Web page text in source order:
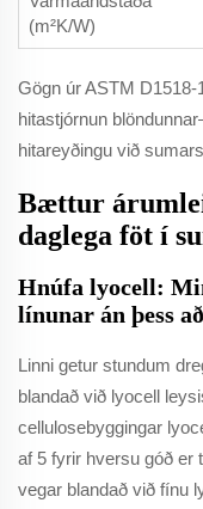
(m²K/W)
Gögn úr ASTM
hitastjórnun
hitareyðingu við
Bættur
daglega föt í
Hnúfa lyocell:
línunar án þess
Linni getur stundum
blandað við lyocell
cellulosebyggingar
af 5 fyrir hversu góð er
vegar blandað við fínu